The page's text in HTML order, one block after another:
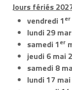
Jours fériés
vendredi 1er
lundi 29
samedi 1er
jeudi 6 mai
samedi 8
lundi 17